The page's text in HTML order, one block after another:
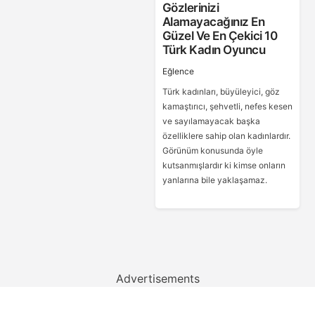
Gözlerinizi
Alamayacağınız En
Güzel Ve En Çekici 10
Türk Kadın Oyuncu
Eğlence
Türk kadınları, büyüleyici, göz
kamaştırıcı, şehvetli, nefes kesen
ve sayılamayacak başka
özelliklere sahip olan kadınlardır.
Görünüm konusunda öyle
kutsanmışlardır ki kimse onların
yanlarına bile yaklaşamaz.
Advertisements